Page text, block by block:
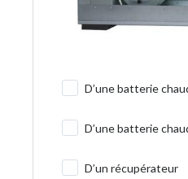
D’une batterie
D’une batterie
D’un récupérateur